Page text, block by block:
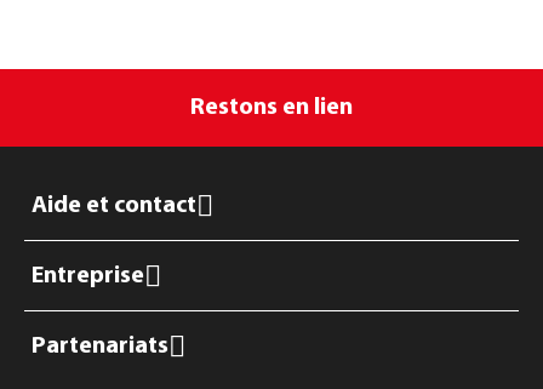
Restons en lien
Aide et contact
Entreprise
Partenariats